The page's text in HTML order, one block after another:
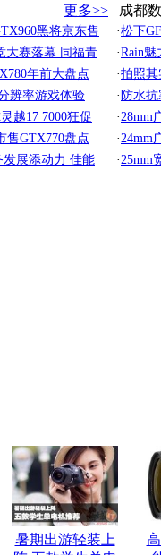
更多>>
黑将京东售
大赛落幕 同福青
年前大盘点
辨率游戏体验
越17 7000狂促
售GTX770盘点
展添动力 佳能
成都
·松下
·Rain魅
·拍照其
· 防水
·28mm
·24mm
·25mm
暑期出游轻装上